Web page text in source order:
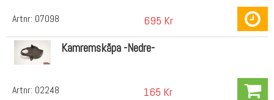
Artnr: 07098 695 Kr
Artnr: 02248
Kamremskåpa -Nedre-
165 Kr